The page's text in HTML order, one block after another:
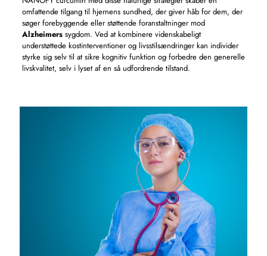
omfattende tilgang til hjernens sundhed, der giver håb for dem, der
søger forebyggende eller støttende foranstaltninger mod
Alzheimerssygdom. Ved at kombinere videnskabeligt
understøttede kostinterventioner og livsstilsændringer kan individer
styrke sig selv til at sikre kognitiv funktion og forbedre den generelle
livskvalitet, selv i lyset af en så udfordrende tilstand.